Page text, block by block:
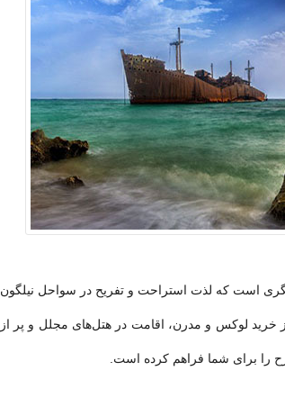
است که لذت استراحت و تفریح در سواحل نیلگون
لوکس و مدرن، اقامت در هتل‌های مجلل و پر از
را برای شما فراهم کرده است.